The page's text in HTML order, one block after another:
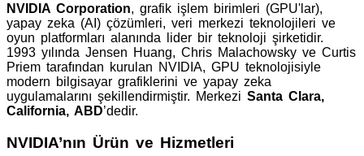
NVIDIA Corporation, grafik işlem birimleri (GPU'lar),
yapay zeka (AI) çözümleri, veri merkezi teknolojileri ve
oyun platformları alanında lider bir teknoloji şirketidir.
1993 yılında Jensen Huang, Chris Malachowsky ve Curtis
Priem tarafından kurulan NVIDIA, GPU teknolojisiyle
modern bilgisayar grafiklerini ve yapay zeka
uygulamalarını şekillendirmiştir. Merkezi Santa Clara,
California, ABD’dedir.
NVIDIA’nın Ürün ve Hizmetleri